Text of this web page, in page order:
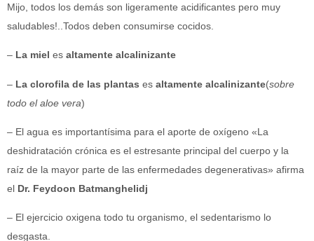
Mijo, todos los demás son ligeramente acidificantes pero muy
saludables!..Todos deben consumirse cocidos.
– La miel es altamente alcalinizante
– La clorofila de las plantas es altamente alcalinizante(sobre
todo el aloe vera)
– El agua es importantísima para el aporte de oxígeno «La
deshidratación crónica es el estresante principal del cuerpo y la
raíz de la mayor parte de las enfermedades degenerativas» afirma
el Dr. Feydoon Batmanghelidj
– El ejercicio oxigena todo tu organismo, el sedentarismo lo
desgasta.